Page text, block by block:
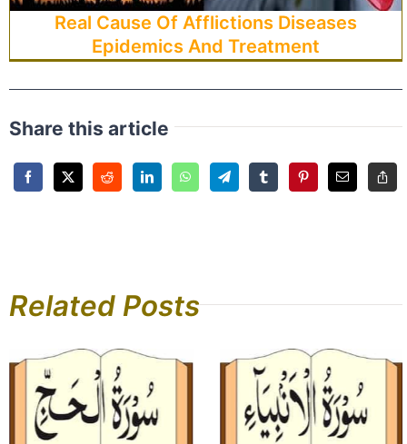
Real Cause Of Afflictions Diseases
Epidemics And Treatment
Share this article
Related Posts